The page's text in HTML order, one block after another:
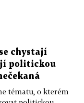
chystají
politickou
tématu, o kterém